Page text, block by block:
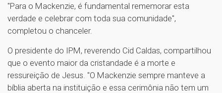
"Para o Mackenzie, é fundamental rememorar esta
verdade e celebrar com toda sua comunidade",
completou o chanceler.
O presidente do IPM, reverendo Cid Caldas, compartilhou
que o evento maior da cristandade é a morte e
ressureição de Jesus. "O Mackenzie sempre manteve a
bíblia aberta na instituição e essa cerimônia não tem um